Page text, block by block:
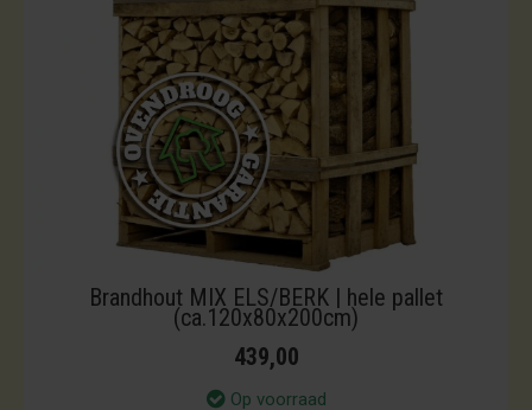
Brandhout MIX ELS/BERK | hele pallet
(ca.120x80x200cm)
439,00
Op voorraad